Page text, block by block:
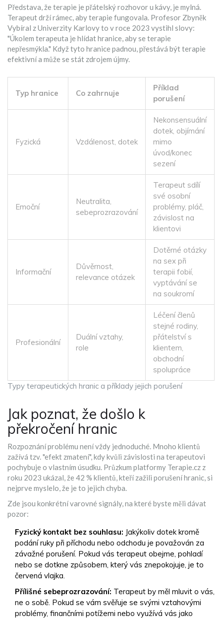
Představa, že terapie je přátelský rozhovor u kávy, je mylná.
Terapeut drží rámec, aby terapie fungovala. Profesor Zbyněk
Vybíral z Univerzity Karlovy to v roce 2023 vystihl slovy:
"Úkolem terapeuta je hlídat hranice, aby se terapie
nepřesmýkla." Když tyto hranice padnou, přestává být terapie
efektivní a může se stát zdrojem újmy.
Typy terapeutických hranic a příklady jejich porušení
Typ hranice Co zahrnuje
Příklad
porušení
Fyzická Vzdálenost, dotek
Nekonsensuální
dotek, objímání
mimo
úvod/konec
sezení
Emoční
Neutralita,
sebeprozrazování
Terapeut sdílí
své osobní
problémy, pláč,
závislost na
klientovi
Informační
Důvěrnost,
relevance otázek
Dotěrné otázky
na sex při
terapii fobií,
vyptávání se
na soukromí
Profesionální
Duální vztahy,
role
Léčení členů
stejné rodiny,
přátelství s
klientem,
obchodní
spolupráce
Jak poznat, že došlo k
překročení hranic
Rozpoznání problému není vždy jednoduché. Mnoho klientů
zažívá tzv. "efekt zmatení", kdy kvůli závislosti na terapeutovi
pochybuje o vlastním úsudku. Průzkum platformy Terapie.cz z
roku 2023 ukázal, že 42 % klientů, kteří zažili porušení hranic, si
nejprve myslelo, že je to jejich chyba.
Zde jsou konkrétní varovné signály, na které byste měli dávat
pozor:
Fyzický kontakt bez souhlasu: Jakýkoliv dotek kromě
podání ruky při příchodu nebo odchodu je považován za
závažné porušení. Pokud vás terapeut obejme, pohladí
nebo se dotkne způsobem, který vás znepokojuje, je to
červená vlajka.
Přílišné sebeprozrazování: Terapeut by měl mluvit o vás,
ne o sobě. Pokud se vám svěřuje se svými vztahovými
problémy, finančními potížemi nebo využívá vás jako